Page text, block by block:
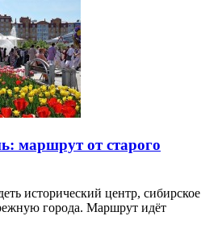
маршрут от старого
исторический центр, сибирское
города. Маршрут идёт